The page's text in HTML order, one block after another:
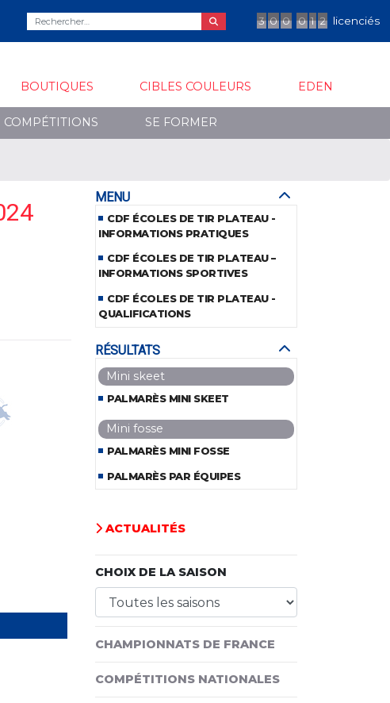
3 0 0 0 1 2 licenciés
BOUTIQUES CIBLES COULEURS EDEN
COMPÉTITIONS SE FORMER
MENU
CDF ÉCOLES DE TIR PLATEAU -
INFORMATIONS PRATIQUES
CDF ÉCOLES DE TIR PLATEAU –
INFORMATIONS SPORTIVES
CDF ÉCOLES DE TIR PLATEAU -
QUALIFICATIONS
RÉSULTATS
Mini skeet
PALMARÈS MINI SKEET
Mini fosse
PALMARÈS MINI FOSSE
PALMARÈS PAR ÉQUIPES
ACTUALITÉS
CHOIX DE LA SAISON
CHAMPIONNATS DE FRANCE
COMPÉTITIONS NATIONALES